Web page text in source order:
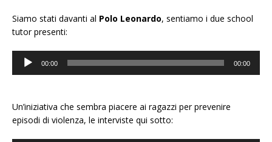
Siamo stati davanti al Polo Leonardo, sentiamo i due school
tutor presenti:
Audio
Player
00:00 00:00
Un’iniziativa che sembra piacere ai ragazzi per prevenire
episodi di violenza, le interviste qui sotto: